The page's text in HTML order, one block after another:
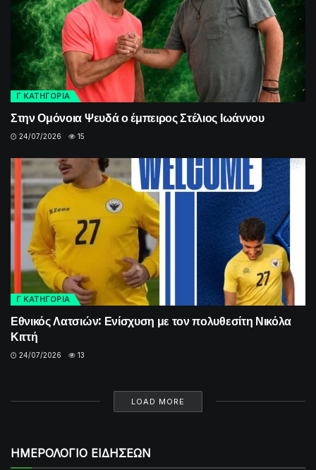
Γ ΚΑΤΗΓΟΡΙΑ
Στην Ομόνοια Ψευδά ο έμπειρος Στέλιος Ιωάννου
24/07/2026 15
Γ ΚΑΤΗΓΟΡΙΑ
Εθνικός Λατσιών: Ενίσχυση με τον πολυθεσίτη Νικόλα
Κιττή
24/07/2026 13
LOAD MORE
ΗΜΕΡΟΛΟΓΙΟ ΕΙΔΗΣΕΩΝ